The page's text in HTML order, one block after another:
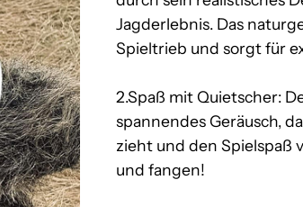
Jagderlebnis. Das
Spieltrieb und sorgt für
2.Spaß mit Quietscher:
spannendes Geräusch,
zieht und den Spielspaß
und fangen!